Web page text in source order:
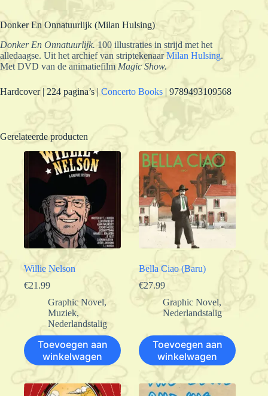
Donker En Onnatuurlijk (Milan Hulsing)
Donker En Onnatuurlijk. 100 illustraties in strijd met het
alledaagse. Uit het archief van striptekenaarMilan Hulsing.
Met DVD van de animatiefilm Magic Show.
Hardcover | 224 pagina’s | Concerto Books | 9789493109568
Gerelateerde producten
Willie Nelson
€21.99
Graphic Novel,
Muziek,
Nederlandstalig
Toevoegen aan
winkelwagen
Bella Ciao (Baru)
€27.99
Graphic Novel,
Nederlandstalig
Toevoegen aan
winkelwagen